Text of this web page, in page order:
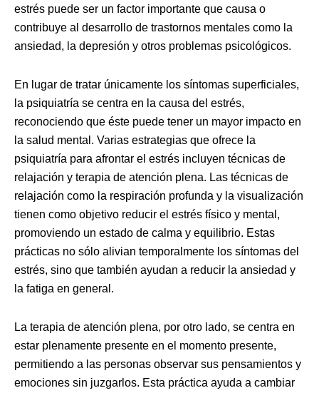
estrés puede ser un factor importante que causa o
contribuye al desarrollo de trastornos mentales como la
ansiedad, la depresión y otros problemas psicológicos.
En lugar de tratar únicamente los síntomas superficiales,
la psiquiatría se centra en la causa del estrés,
reconociendo que éste puede tener un mayor impacto en
la salud mental. Varias estrategias que ofrece la
psiquiatría para afrontar el estrés incluyen técnicas de
relajación y terapia de atención plena. Las técnicas de
relajación como la respiración profunda y la visualización
tienen como objetivo reducir el estrés físico y mental,
promoviendo un estado de calma y equilibrio. Estas
prácticas no sólo alivian temporalmente los síntomas del
estrés, sino que también ayudan a reducir la ansiedad y
la fatiga en general.
La terapia de atención plena, por otro lado, se centra en
estar plenamente presente en el momento presente,
permitiendo a las personas observar sus pensamientos y
emociones sin juzgarlos. Esta práctica ayuda a cambiar